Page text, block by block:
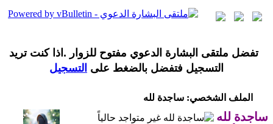
تفضل ملتقى البشارة الدعوي مفتوح للزوار .اذا كنت تريد
التسجيل فتفضل بالضغط على التسجيل
الملف الشخصي: ساجدة لله
ساجدة لله